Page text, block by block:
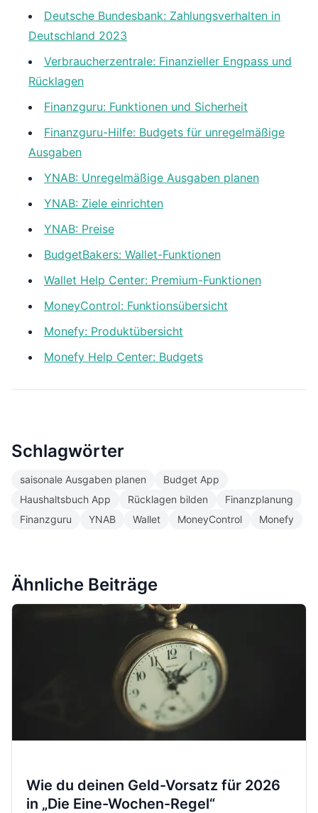
Deutsche Bundesbank: Zahlungsverhalten in
Deutschland 2023
Verbraucherzentrale: Finanzieller Engpass und
Rücklagen
Finanzguru: Funktionen und Sicherheit
Finanzguru-Hilfe: Budgets für unregelmäßige
Ausgaben
YNAB: Unregelmäßige Ausgaben planen
YNAB: Ziele einrichten
YNAB: Preise
BudgetBakers: Wallet-Funktionen
Wallet Help Center: Premium-Funktionen
MoneyControl: Funktionsübersicht
Monefy: Produktübersicht
Monefy Help Center: Budgets
Schlagwörter
saisonale Ausgaben planen
Budget App
Haushaltsbuch App
Rücklagen bilden
Finanzplanung
Finanzguru
YNAB Wallet MoneyControl Monefy
Ähnliche Beiträge
Wie du deinen Geld-Vorsatz für 2026
in „Die Eine-Wochen-Regel“